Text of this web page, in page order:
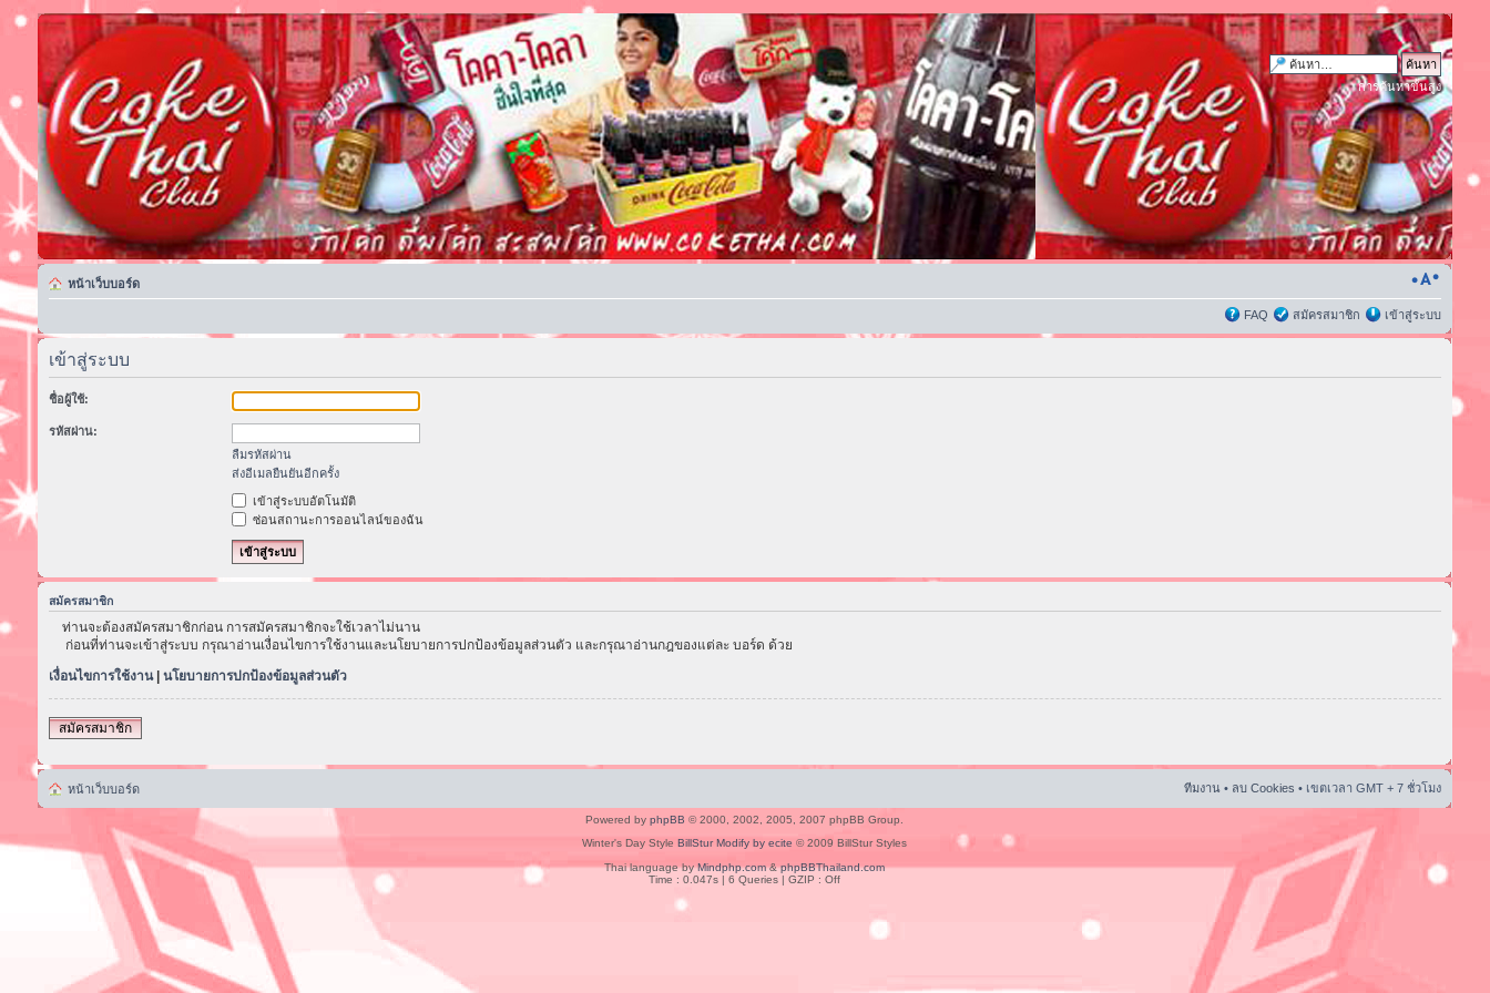
การค้นหาขั้นสูง
หน้าเว็บบอร์ด
FAQ สมัครสมาชิก เข้าสู่ระบบ
เข้าสู่ระบบ
ชื่อผู้ใช้:
รหัสผ่าน:
ลืมรหัสผ่าน
ส่งอีเมลยืนยันอีกครั้ง
เข้าสู่ระบบอัตโนมัติ
ซ่อนสถานะการออนไลน์ของฉัน
สมัครสมาชิก
ท่านจะต้องสมัครสมาชิกก่อน การสมัครสมาชิกจะใช้เวลาไม่นาน
ก่อนที่ท่านจะเข้าสู่ระบบ กรุณาอ่านเงื่อนไขการใช้งานและนโยบายการปกป้องข้อมูลส่วนตัว และกรุณาอ่านกฎของแต่ละ บอร์ด ด้วย
เงื่อนไขการใช้งาน| นโยบายการปกป้องข้อมูลส่วนตัว
สมัครสมาชิก
หน้าเว็บบอร์ด ทีมงาน • ลบ Cookies • เขตเวลา GMT + 7 ชั่วโมง
Powered byphpBB © 2000, 2002, 2005, 2007 phpBB Group.
Winter's Day StyleBillStur Modify by ecite © 2009 BillStur Styles
Thai language byMindphp.com&phpBBThailand.com
Time : 0.047s | 6 Queries | GZIP : Off